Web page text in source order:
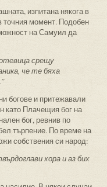
изпитана някога в
точния момент. Подобен
на Самуил да
срещу
че те бяха
богове и притежавали
като Плачещия бог на
бог, ревнив по
търпение. По време на
собствения си народ:
хора и аз бих